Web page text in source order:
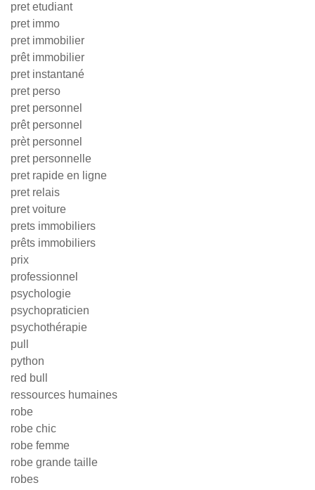
pret etudiant
pret immo
pret immobilier
prêt immobilier
pret instantané
pret perso
pret personnel
prêt personnel
prèt personnel
pret personnelle
pret rapide en ligne
pret relais
pret voiture
prets immobiliers
prêts immobiliers
prix
professionnel
psychologie
psychopraticien
psychothérapie
pull
python
red bull
ressources humaines
robe
robe chic
robe femme
robe grande taille
robes